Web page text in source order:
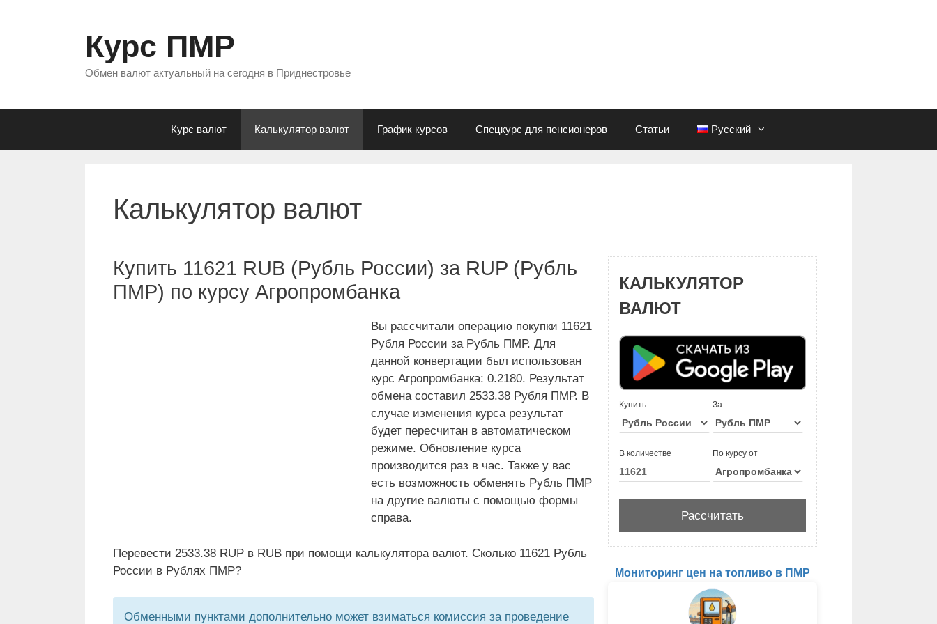
Курс ПМР
Обмен валют актуальный на сегодня в Приднестровье
Курс валют Калькулятор валют График курсов Спецкурс для пенсионеров Статьи Русский
Калькулятор валют
Купить 11621 RUB (Рубль России) за RUP (Рубль
ПМР) по курсу Агропромбанка
Вы рассчитали операцию покупки 11621
Рубля России за Рубль ПМР. Для
данной конвертации был использован
курс Агропромбанка: 0.2180. Результат
обмена составил 2533.38 Рубля ПМР. В
случае изменения курса результат
будет пересчитан в автоматическом
режиме. Обновление курса
производится раз в час. Также у вас
есть возможность обменять Рубль ПМР
на другие валюты с помощью формы
справа.
Перевести 2533.38 RUP в RUB при помощи калькулятора валют. Сколько 11621 Рубль
России в Рублях ПМР?
Обменными пунктами дополнительно может взиматься комиссия за проведение
КАЛЬКУЛЯТОР
ВАЛЮТ
Купить За
В количестве По курсу от
Мониторинг цен на топливо в ПМР